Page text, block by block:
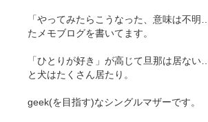
「やってみたらこうなった、意味は不
たメモブログを書いてます。
「ひとりが好き」が高じて旦那は居な
と犬はたくさん居たり。
geek(を目指す)なシングルマザーです。